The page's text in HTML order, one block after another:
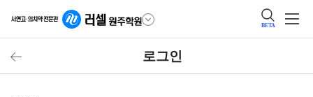
BETA
로그인